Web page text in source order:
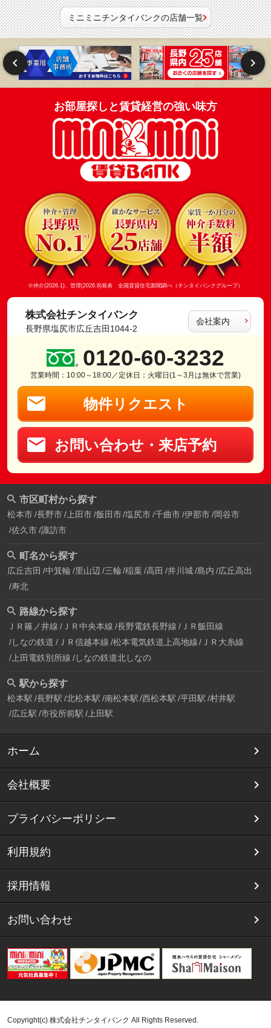
ミニミニチンタイバンクの店舗一覧
お部屋探しと賃貸経営の強い味方
※仲介(2026.1)、管理(2026.8)発表 全国賃貸住宅新聞調べ（チンタイバンクグループ）
株式会社チンタイバンク
長野県塩尻市広丘吉田1044-2
会社案内
0120-60-3232
営業時間：10:00～18:00／定休日：火曜日(1～3月は無休で営業)
物件リクエスト
お問い合わせ・来店予約
市区町村から探す
松本市 長野市 上田市 飯田市 塩尻市 千曲市 伊那市 岡谷市
佐久市 諏訪市
町名から探す
広丘吉田 中箕輪 里山辺 三輪 稲葉 高田 井川城 島内 広丘高出
寿北
路線から探す
ＪＲ篠ノ井線 ＪＲ中央本線 長野電鉄長野線 ＪＲ飯田線
しなの鉄道 ＪＲ信越本線 松本電気鉄道上高地線
ＪＲ大糸線
上田電鉄別所線 しなの鉄道北しなの
駅から探す
松本駅 長野駅 北松本駅 南松本駅 西松本駅 平田駅 村井駅
広丘駅 市役所前駅 上田駅
ホーム
会社概要
プライバシーポリシー
利用規約
採用情報
お問い合わせ
Copyright(c) 株式会社チンタイバンク All Rights Reserved.